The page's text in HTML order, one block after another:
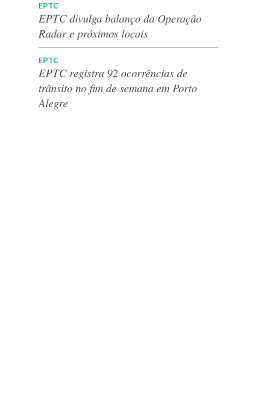
EPTC
EPTC divulga balanço da Operação
Radar e próximos locais
EPTC
EPTC registra 92 ocorrências de
trânsito no fim de semana em Porto
Alegre